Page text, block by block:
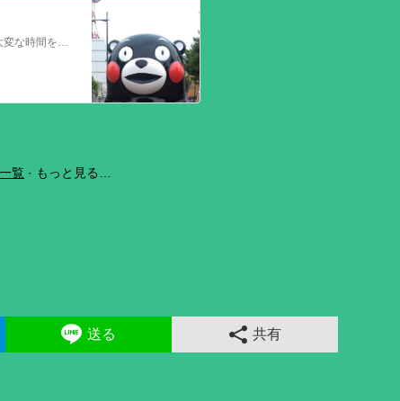
今回の熊本を震源とする地震で被災された皆さままだまだ余震も続き大変な時間を過ごされていると思います。心よりお見舞い申し上げます
覧 もっと見る…
送る 共有